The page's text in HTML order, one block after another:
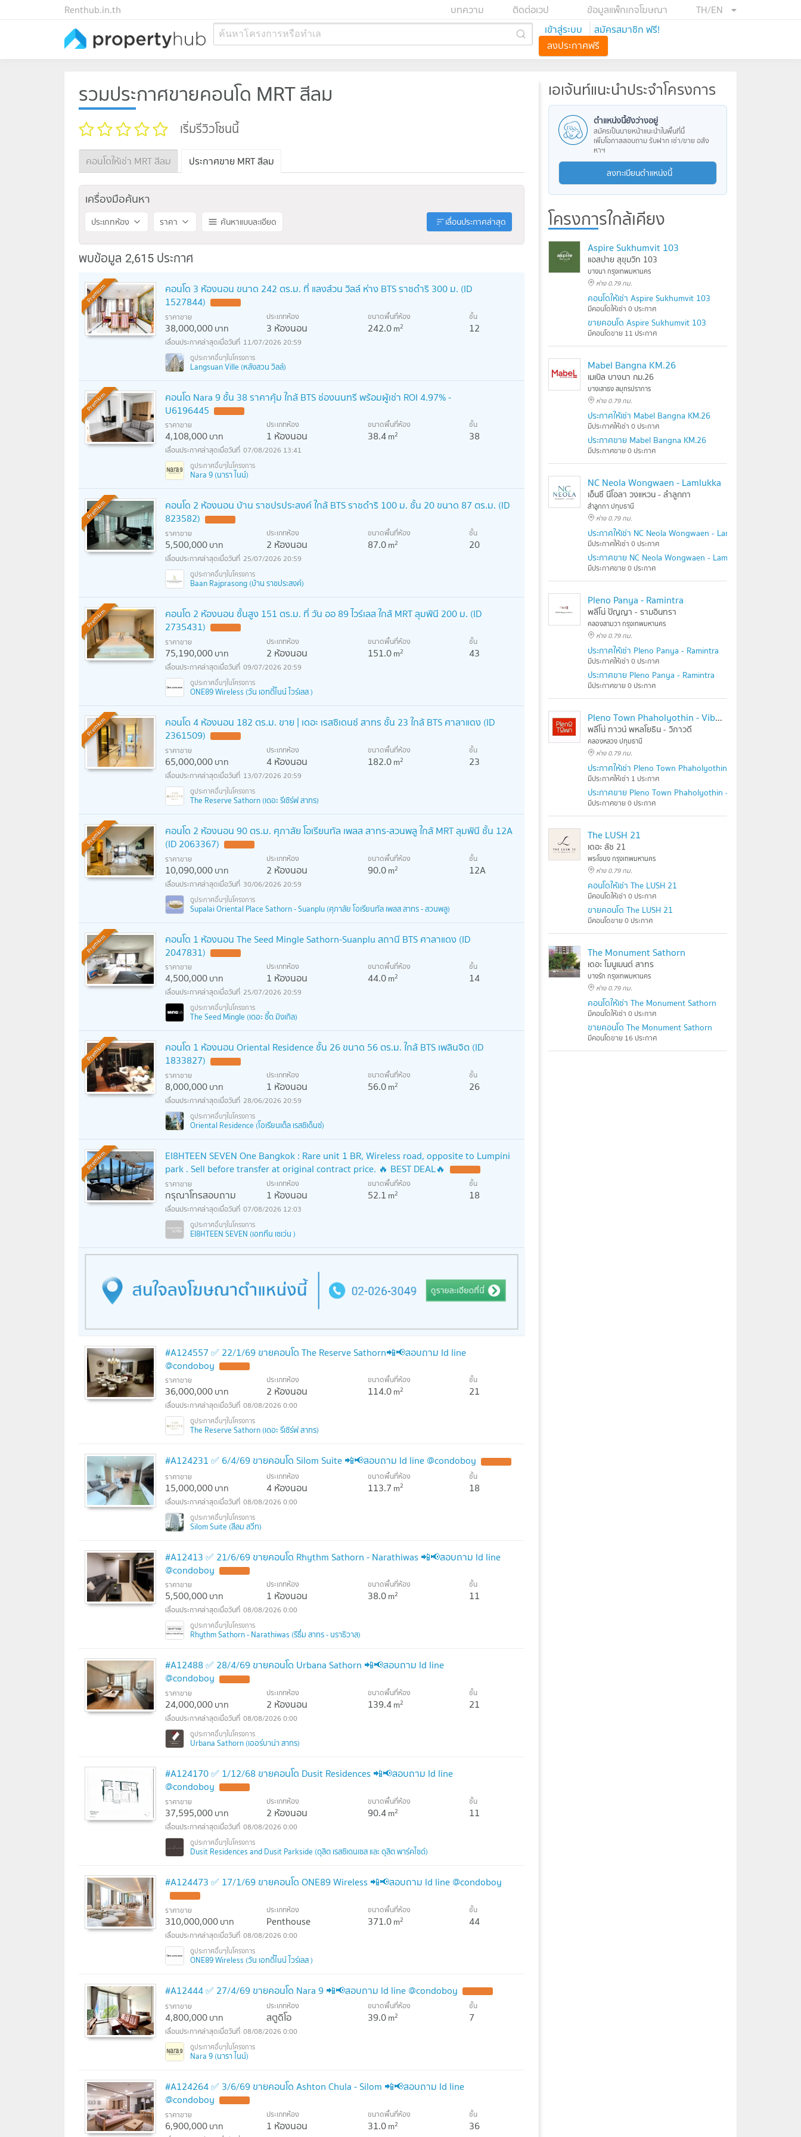
TH/EN
ข้อมูลแพ็กเกจโฆษณา
ติดต่อเวป
บทความ
Renthub.in.th
ค้นหาโครงการหรือทำเล เข้าสู่ระบบ
สมัครสมาชิก ฟรี!
ลงประกาศฟรี
รวมประกาศขายคอนโด MRT สีลม
เริ่มรีวิวโซนนี้
คอนโดให้เช่า MRT สีลม ประกาศขาย MRT สีลม
เครื่องมือค้นหา
ประเภทห้อง ราคา ค้นหาแบบละเอียด เลื่อนประกาศล่าสุด
พบข้อมูล 2,615 ประกาศ
Premium
คอนโด 3 ห้องนอน ขนาด 242 ตร.ม. ที่ แลงส์วน วิลล์ ห่าง BTS ราชดำริ 300 ม. (ID
1527844)
ราคาขาย
38,000,000บาท
ประเภทห้อง
3 ห้องนอน
ขนาดพื้นที่ห้อง
242.0m2
ชั้น
12
11/07/2026 20:59
Langsuan Ville (หลังสวน วิลล์)
Premium
คอนโด Nara 9 ชั้น 38 ราคาคุ้ม ใกล้ BTS ช่องนนทรี พร้อมผู้เช่า ROI 4.97% -
U6196445
ราคาขาย
4,108,000บาท
ประเภทห้อง
1 ห้องนอน
ขนาดพื้นที่ห้อง
38.4m2
ชั้น
38
07/08/2026 13:41
Nara 9 (นารา ไนน์)
Premium
คอนโด 2 ห้องนอน บ้าน ราชปรประสงค์ ใกล้ BTS ราชดำริ 100 ม. ชั้น 20 ขนาด 87 ตร.ม. (ID
823582)
ราคาขาย
5,500,000บาท
ประเภทห้อง
2 ห้องนอน
ขนาดพื้นที่ห้อง
87.0m2
ชั้น
20
25/07/2026 20:59
Baan Rajprasong (บ้าน ราชประสงค์)
Premium
คอนโด 2 ห้องนอน ชั้นสูง 151 ตร.ม. ที่ วัน ออ 89 ไวร์เลส ใกล้ MRT ลุมพินี 200 ม. (ID
2735431)
ราคาขาย
75,190,000บาท
ประเภทห้อง
2 ห้องนอน
ขนาดพื้นที่ห้อง
151.0m2
ชั้น
43
09/07/2026 20:59
ONE89 Wireless (วัน เอทตี้ไนน์ ไวร์เลส )
Premium
คอนโด 4 ห้องนอน 182 ตร.ม. ขาย | เดอะ เรสซิเดนซ์ สาทร ชั้น 23 ใกล้ BTS ศาลาแดง (ID
2361509)
ราคาขาย
65,000,000บาท
ประเภทห้อง
4 ห้องนอน
ขนาดพื้นที่ห้อง
182.0m2
ชั้น
23
13/07/2026 20:59
The Reserve Sathorn (เดอะ รีเซิร์ฟ สาทร)
Premium
คอนโด 2 ห้องนอน 90 ตร.ม. ศุภาลัย โอเรียนทัล เพลส สาทร-สวนพลู ใกล้ MRT ลุมพินี ชั้น 12A
(ID 2063367)
ราคาขาย
10,090,000บาท
ประเภทห้อง
2 ห้องนอน
ขนาดพื้นที่ห้อง
90.0m2
ชั้น
12A
30/06/2026 20:59
Supalai Oriental Place Sathorn - Suanplu (ศุภาลัย โอเรียนทัล เพลส สาทร - สวนพลู)
Premium
คอนโด 1 ห้องนอน The Seed Mingle Sathorn-Suanplu สถานี BTS ศาลาแดง (ID
2047831)
ราคาขาย
4,500,000บาท
ประเภทห้อง
1 ห้องนอน
ขนาดพื้นที่ห้อง
44.0m2
ชั้น
14
25/07/2026 20:59
The Seed Mingle (เดอะ ซี้ด มิงเกิล)
Premium
คอนโด 1 ห้องนอน Oriental Residence ชั้น 26 ขนาด 56 ตร.ม. ใกล้ BTS เพลินจิต (ID
1833827)
ราคาขาย
8,000,000บาท
ประเภทห้อง
1 ห้องนอน
ขนาดพื้นที่ห้อง
56.0m2
ชั้น
26
28/06/2026 20:59
Oriental Residence (โอเรียนเต็ล เรสซิเด็นซ์)
Premium
EI8HTEEN SEVEN One Bangkok : Rare unit 1 BR, Wireless road, opposite to Lumpini
park . Sell before transfer at original contract price. 🔥 BEST DEAL🔥
ราคาขาย
กรุณาโทรสอบถาม
ประเภทห้อง
1 ห้องนอน
ขนาดพื้นที่ห้อง
52.1 m2
ชั้น
18
07/08/2026 12:03
EI8HTEEN SEVEN (เอททีน เซเว่น )
#A124557 ✅ 22/1/69 ขายคอนโด The Reserve Sathorn📲📢สอบถาม ld line
@condoboy
ราคาขาย
36,000,000บาท
ประเภทห้อง
2 ห้องนอน
ขนาดพื้นที่ห้อง
114.0m2
ชั้น
21
08/08/2026 0:00
The Reserve Sathorn (เดอะ รีเซิร์ฟ สาทร)
#A124231 ✅ 6/4/69 ขายคอนโด Silom Suite 📲📢สอบถาม ld line @condoboy
ราคาขาย
15,000,000บาท
ประเภทห้อง
4 ห้องนอน
ขนาดพื้นที่ห้อง
113.7 m2
ชั้น
18
08/08/2026 0:00
Silom Suite (สีลม สวีท)
#A12413 ✅ 21/6/69 ขายคอนโด Rhythm Sathorn - Narathiwas 📲📢สอบถาม ld line
@condoboy
ราคาขาย
5,500,000บาท
ประเภทห้อง
1 ห้องนอน
ขนาดพื้นที่ห้อง
38.0m2
ชั้น
11
08/08/2026 0:00
Rhythm Sathorn - Narathiwas (ริธึ่ม สาทร - นราธิวาส)
#A12488 ✅ 28/4/69 ขายคอนโด Urbana Sathorn 📲📢สอบถาม ld line
@condoboy
ราคาขาย
24,000,000บาท
ประเภทห้อง
2 ห้องนอน
ขนาดพื้นที่ห้อง
139.4m2
ชั้น
21
08/08/2026 0:00
Urbana Sathorn (เออร์บาน่า สาทร)
#A124170 ✅ 1/12/68 ขายคอนโด Dusit Residences 📲📢สอบถาม ld line
@condoboy
ราคาขาย
37,595,000บาท
ประเภทห้อง
2 ห้องนอน
ขนาดพื้นที่ห้อง
90.4m2
ชั้น
11
08/08/2026 0:00
Dusit Residences and Dusit Parkside (ดุสิต เรสซิเดนเซส และ ดุสิต พาร์คไซด์)
#A124473 ✅ 17/1/69 ขายคอนโด ONE89 Wireless 📲📢สอบถาม ld line @condoboy
ราคาขาย
310,000,000บาท
ประเภทห้อง
Penthouse
ขนาดพื้นที่ห้อง
371.0m2
ชั้น
44
08/08/2026 0:00
ONE89 Wireless (วัน เอทตี้ไนน์ ไวร์เลส )
#A12444 ✅ 27/4/69 ขายคอนโด Nara 9 📲📢สอบถาม ld line @condoboy
ราคาขาย
4,800,000บาท
ประเภทห้อง
สตูดิโอ
ขนาดพื้นที่ห้อง
39.0m2
ชั้น
7
08/08/2026 0:00
Nara 9 (นารา ไนน์)
#A124264 ✅ 3/6/69 ขายคอนโด Ashton Chula - Silom 📲📢สอบถาม ld line
@condoboy
ราคาขาย
6,900,000บาท
ประเภทห้อง
1 ห้องนอน
ขนาดพื้นที่ห้อง
31.0m2
ชั้น
36
เอเจ้นท์แนะนำประจำโครงการ
ตำแหน่งนี้ยังว่างอยู่
สมัครเป็นนายหน้าแนะนำในพื้นที่นี้
เพิ่มโอกาสสอบถาม รับฝาก เช่า/ขาย อสัง
หาฯ
ลงทะเบียนตำแหน่งนี้
โครงการใกล้เคียง
Aspire Sukhumvit 103
แอสปาย สุขุมวิท 103
บางนา กรุงเทพมหานคร
ห่าง 0.79 กม.
คอนโดให้เช่า Aspire Sukhumvit 103
มีคอนโดให้เช่า 0 ประกาศ
ขายคอนโด Aspire Sukhumvit 103
มีคอนโดขาย 11 ประกาศ
Mabel Bangna KM.26
เมเบิล บางนา กม.26
บางเสาธง สมุทรปราการ
ห่าง 0.79 กม.
ประกาศให้เช่า Mabel Bangna KM.26
มีประกาศให้เช่า 0 ประกาศ
ประกาศขาย Mabel Bangna KM.26
มีประกาศขาย 0 ประกาศ
NC Neola Wongwaen - Lamlukka
เอ็นซี นีโอลา วงแหวน - ลำลูกกา
ลำลูกกา ปทุมธานี
ห่าง 0.79 กม.
ประกาศให้เช่า NC Neola Wongwaen - Lamlukka
มีประกาศให้เช่า 0 ประกาศ
ประกาศขาย NC Neola Wongwaen - Lamlukka
มีประกาศขาย 0 ประกาศ
Pleno Panya - Ramintra
พลีโน่ ปัญญา - รามอินทรา
คลองสามวา กรุงเทพมหานคร
ห่าง 0.79 กม.
ประกาศให้เช่า Pleno Panya - Ramintra
มีประกาศให้เช่า 0 ประกาศ
ประกาศขาย Pleno Panya - Ramintra
มีประกาศขาย 0 ประกาศ
Pleno Town Phaholyothin - Vibhavadi
พลีโน่ ทาวน์ พหลโยธิน - วิภาวดี
คลองหลวง ปทุมธานี
ห่าง 0.79 กม.
ประกาศให้เช่า Pleno Town Phaholyothin - Vibhavadi
มีประกาศให้เช่า 1 ประกาศ
ประกาศขาย Pleno Town Phaholyothin - Vibhavadi
มีประกาศขาย 0 ประกาศ
The LUSH 21
เดอะ ลัช 21
พระโขนง กรุงเทพมหานคร
ห่าง 0.79 กม.
คอนโดให้เช่า The LUSH 21
มีคอนโดให้เช่า 0 ประกาศ
ขายคอนโด The LUSH 21
มีคอนโดขาย 0 ประกาศ
The Monument Sathorn
เดอะ โมนูเมนต์ สาทร
บางรัก กรุงเทพมหานคร
ห่าง 0.79 กม.
คอนโดให้เช่า The Monument Sathorn
มีคอนโดให้เช่า 0 ประกาศ
ขายคอนโด The Monument Sathorn
มีคอนโดขาย 16 ประกาศ